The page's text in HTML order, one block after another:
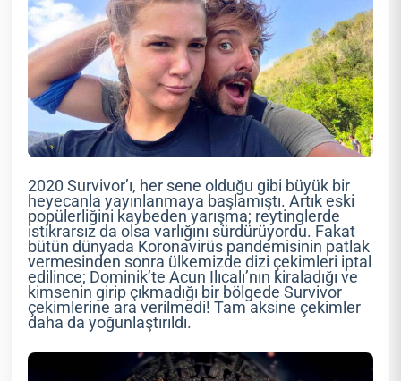
2020 Survivor’ı, her sene olduğu gibi büyük bir
heyecanla yayınlanmaya başlamıştı. Artık eski
popülerliğini kaybeden yarışma; reytinglerde
istikrarsız da olsa varlığını sürdürüyordu. Fakat
bütün dünyada Koronavirüs pandemisinin patlak
vermesinden sonra ülkemizde dizi çekimleri iptal
edilince; Dominik’te Acun Ilıcalı’nın kiraladığı ve
kimsenin girip çıkmadığı bir bölgede Survivor
çekimlerine ara verilmedi! Tam aksine çekimler
daha da yoğunlaştırıldı.